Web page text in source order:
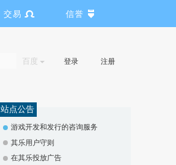
交易 信誉
百度 登录 注册
站点公告
游戏开发和发行的咨询服务
其乐用户守则
在其乐投放广告